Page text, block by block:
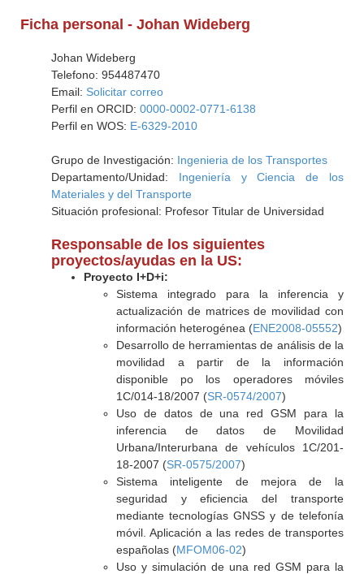
Ficha personal - Johan Wideberg
Johan Wideberg
Telefono: 954487470
Email: Solicitar correo
Perfil en ORCID: 0000-0002-0771-6138
Perfil en WOS: E-6329-2010
Grupo de Investigación: Ingenieria de los Transportes
Departamento/Unidad: Ingeniería y Ciencia de los
Materiales y del Transporte
Situación profesional: Profesor Titular de Universidad
Responsable de los siguientes
proyectos/ayudas en la US:
Proyecto I+D+i:
Sistema integrado para la inferencia y
actualización de matrices de movilidad con
información heterogénea (ENE2008-05552)
Desarrollo de herramientas de análisis de la
movilidad a partir de la información
disponible po los operadores móviles
1C/014-18/2007 (SR-0574/2007)
Uso de datos de una red GSM para la
inferencia de datos de Movilidad
Urbana/Interurbana de vehículos 1C/201-
18-2007 (SR-0575/2007)
Sistema inteligente de mejora de la
seguridad y eficiencia del transporte
mediante tecnologías GNSS y de telefonía
móvil. Aplicación a las redes de transportes
españolas (MFOM06-02)
Uso y simulación de una red GSM para la